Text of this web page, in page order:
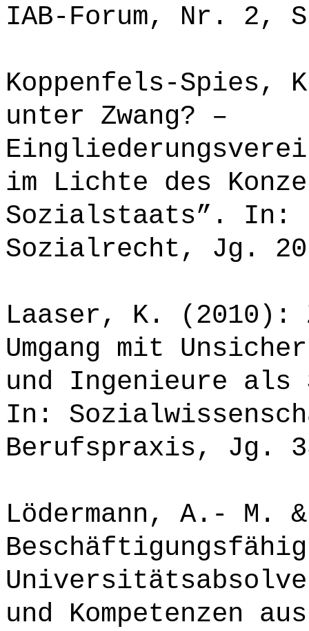
IAB-Forum, Nr. 2,
Koppenfels-Spies,
unter Zwang? –
im Lichte des
Sozialstaats”. In:
Sozialrecht, Jg.
Laaser, K. (2010):
Umgang mit
und Ingenieure als
In:
Berufspraxis, Jg.
Lödermann, A.- M.
und Kompetenzen